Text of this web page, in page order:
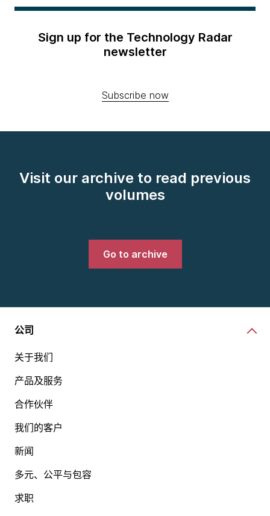
Sign up for the Technology Radar
newsletter
Subscribe now
Visit our archive to read previous
volumes
Go to archive
公司
关于我们
产品及服务
合作伙伴
我们的客户
新闻
多元、公平与包容
求职